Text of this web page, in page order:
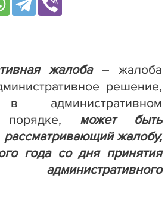
жалоба– жалоба
решение,
административном
порядке, может быть
рассматривающий жалобу,
года со дня принятия
административного